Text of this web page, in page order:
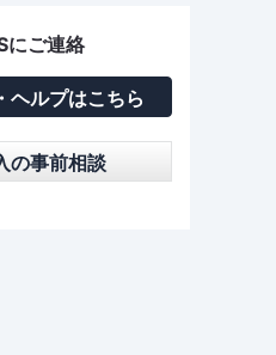
にご連絡
ヘルプはこちら
の事前相談